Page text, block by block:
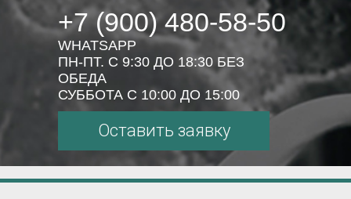
+7 (900) 480-58-50
WHATSAPP
ПН-ПТ. С 9:30 ДО 18:30 БЕЗ
ОБЕДА
СУББОТА С 10:00 ДО 15:00
Оставить заявку